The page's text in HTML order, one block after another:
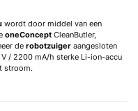
wordt door middel van een
oneConcept CleanButler,
de robotzuiger aangesloten
/ 2200 mA/h sterke Li-ion-accu
stroom.